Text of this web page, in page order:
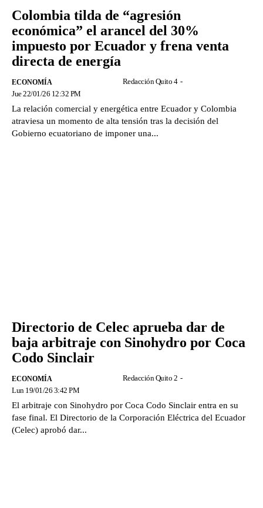
Colombia tilda de “agresión
económica” el arancel del 30%
impuesto por Ecuador y frena venta
directa de energía
ECONOMÍA Redacción Quito 4 -
Jue 22/01/26 12:32 PM
La relación comercial y energética entre Ecuador y Colombia
atraviesa un momento de alta tensión tras la decisión del
Gobierno ecuatoriano de imponer una...
Directorio de Celec aprueba dar de
baja arbitraje con Sinohydro por Coca
Codo Sinclair
ECONOMÍA Redacción Quito 2 -
Lun 19/01/26 3:42 PM
El arbitraje con Sinohydro por Coca Codo Sinclair entra en su
fase final. El Directorio de la Corporación Eléctrica del Ecuador
(Celec) aprobó dar...